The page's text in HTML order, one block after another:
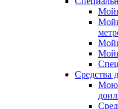
Средства